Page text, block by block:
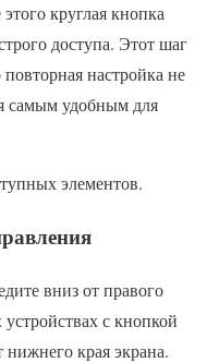
круглая кнопка
доступа. Этот шаг
настройка не
самым удобным для
элементов.
вниз от правого
с кнопкой
нижнего края экрана.